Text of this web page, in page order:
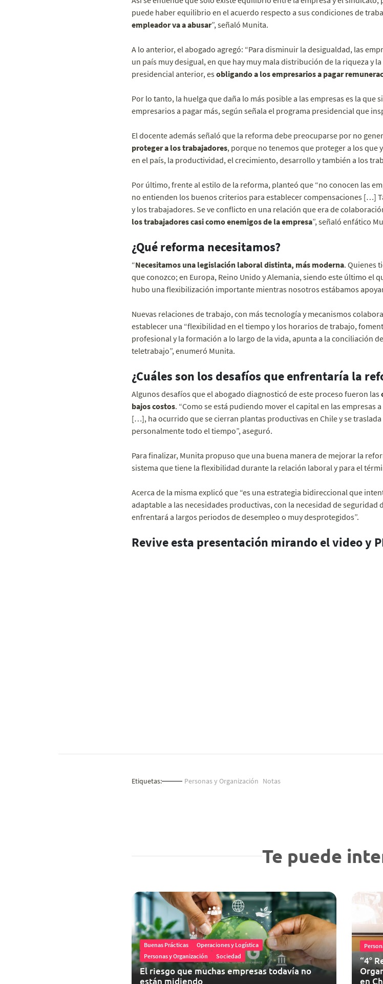
puede haber equilibrio en el acuerdo respecto a sus condiciones de
empleador va a abusar”, señaló Munita.
A lo anterior, el abogado agregó: “Para disminuir la desigualdad, las
un país muy desigual, en que hay muy mala distribución de la riqueza y
presidencial anterior, esobligando a los empresarios a pagar
Por lo tanto, la huelga que daña lo más posible a las empresas es la que
empresarios a pagar más, según señala el programa presidencial que
El docente además señaló que la reforma debe preocuparse por no
proteger a los trabajadores, porque no tenemos que proteger a los que
en el país, la productividad, el crecimiento, desarrollo y también a los
Por último, frente al estilo de la reforma, planteó que “no conocen las
no entienden los buenos criterios para establecer compensaciones […]
y los trabajadores. Se ve conflicto en una relación que era de
los trabajadores casi como enemigos de la empresa”, señaló enfático
¿Qué reforma necesitamos?
“Necesitamos una legislación laboral distinta, más moderna. Quienes
que conozco; en Europa, Reino Unido y Alemania, siendo este último el
hubo una flexibilización importante mientras nosotros estábamos
Nuevas relaciones de trabajo, con más tecnología y mecanismos
establecer una “flexibilidad en el tiempo y los horarios de trabajo,
profesional y la formación a lo largo de la vida, apunta a la conciliación
teletrabajo”, enumeró Munita.
¿Cuáles son los desafíos que enfrentaría la
Algunos desafíos que el abogado diagnosticó de este proceso fueron las
bajos costos. “Como se está pudiendo mover el capital en las
[…], ha ocurrido que se cierran plantas productivas en Chile y se
personalmente todo el tiempo”, aseguró.
Para finalizar, Munita propuso que una buena manera de mejorar la
sistema que tiene la flexibilidad durante la relación laboral y para el
Acerca de la misma explicó que “es una estrategia bidireccional que
adaptable a las necesidades productivas, con la necesidad de seguridad
enfrentará a largos periodos de desempleo o muy desprotegidos”.
Revive esta presentación mirando el video y
Etiquetas: Personas y Organización Notas
Te puede
Buenas Prácticas
Operaciones y Logística
Personas y Organización
Sociedad
El riesgo que muchas empresas todavía no
están midiendo
“4°
en